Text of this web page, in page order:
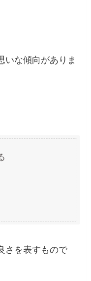
いな傾向がありま
さを表すもので